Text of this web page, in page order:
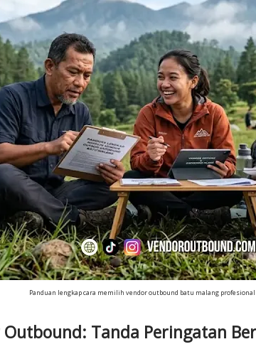
Panduan lengkap cara memilih vendor outbound batu malang
Outbound: Tanda Peringatan